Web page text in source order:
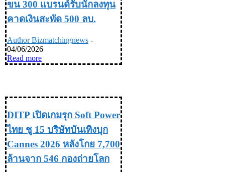
ขน 300 แบรนด์รับนักลงทุน
คาดเงินสะพัด 500 ลบ.
Author Bizmatchingnews -
04/06/2026
Read more
DITP เปิดเกมรุก Soft Power
ไทย ชู 15 บริษัทบันเทิงบุก
Cannes 2026 หลังโกย 7,700
ล้านจาก 546 กองถ่ายโลก